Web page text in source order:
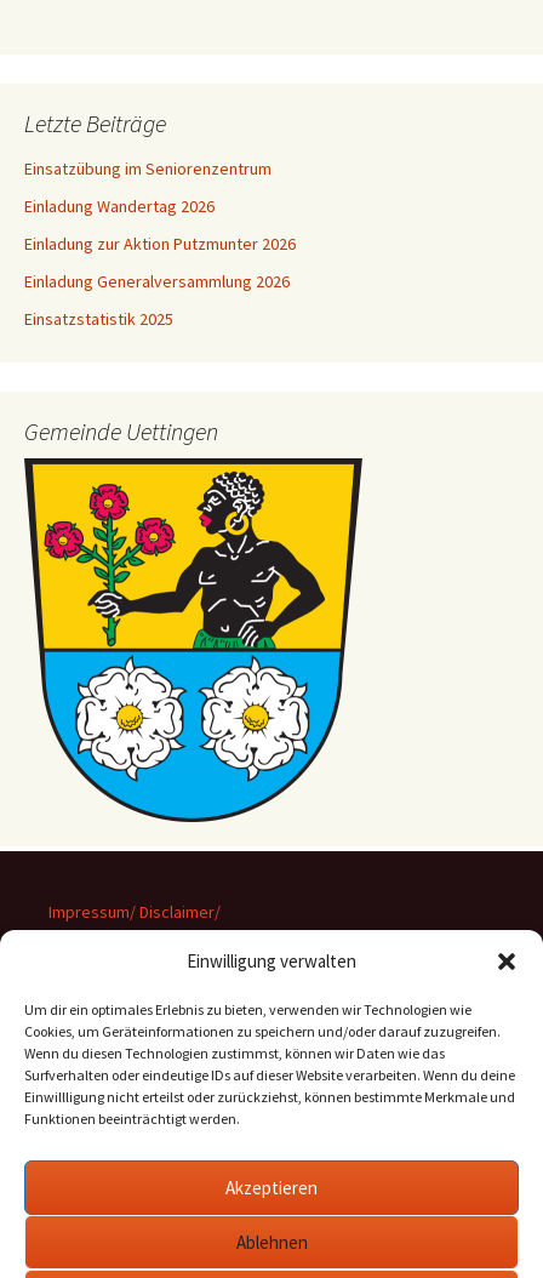
Einwilligung verwalten
Um dir ein optimales Erlebnis zu bieten, verwenden wir Technologien wie
Cookies, um Geräteinformationen zu speichern und/oder darauf zuzugreifen.
Wenn du diesen Technologien zustimmst, können wir Daten wie das
Surfverhalten oder eindeutige IDs auf dieser Website verarbeiten. Wenn du deine
Einwillligung nicht erteilst oder zurückziehst, können bestimmte Merkmale und
Funktionen beeinträchtigt werden.
Akzeptieren
Ablehnen
Letzte Beiträge
Einsatzübung im Seniorenzentrum
Einladung Wandertag 2026
Einladung zur Aktion Putzmunter 2026
Einladung Generalversammlung 2026
Einsatzstatistik 2025
Gemeinde Uettingen
Impressum/ Disclaimer/
Datenschutz
Suchen
nach: